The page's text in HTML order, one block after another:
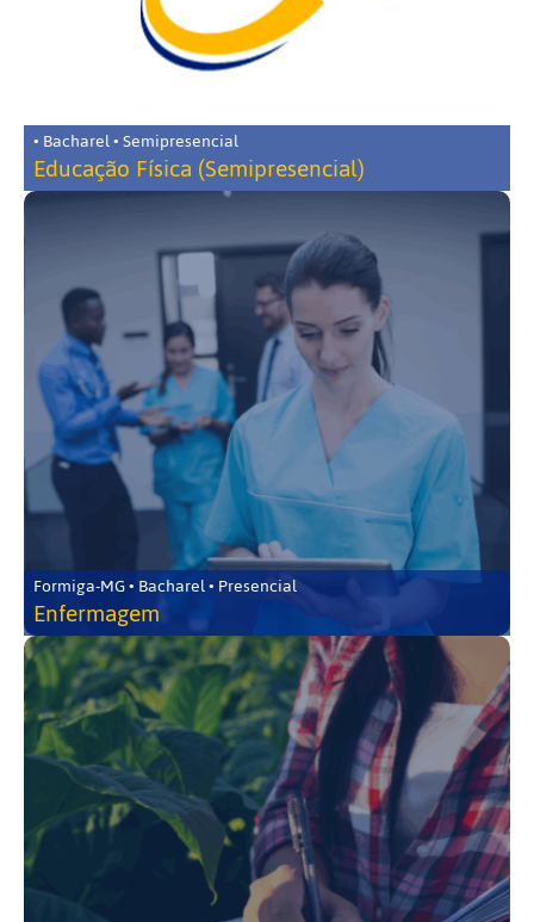
• Bacharel • Semipresencial
Educação Física (Semipresencial)
Formiga-MG • Bacharel • Presencial
Enfermagem